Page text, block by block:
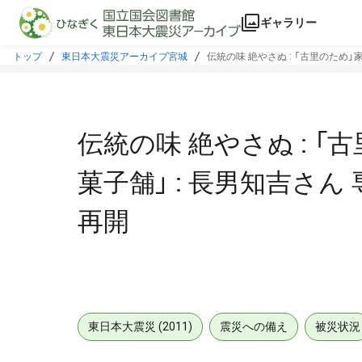
本文に飛ぶ
ギャラリー
トップ 東日本大震災アーカイブ宮城 伝統の味 絶やさぬ : 「古里のため」
伝統の味 絶やさぬ : 「古
菓子舗」 : 長男知吉さん
再開
東日本大震災 (2011) 震災への備え 被災状況